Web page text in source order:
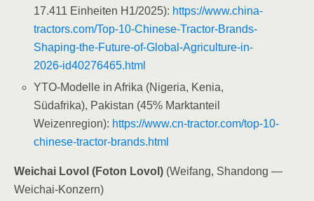
17.411 Einheiten H1/2025): https://www.china-
tractors.com/Top-10-Chinese-Tractor-Brands-
Shaping-the-Future-of-Global-Agriculture-in-
2026-id40276465.html
YTO-Modelle in Afrika (Nigeria, Kenia,
Südafrika), Pakistan (45% Marktanteil
Weizenregion): https://www.cn-tractor.com/top-10-
chinese-tractor-brands.html
Weichai Lovol (Foton Lovol) (Weifang, Shandong —
Weichai-Konzern)